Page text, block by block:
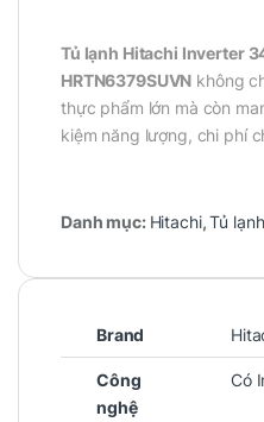
Tủ lạnh Hitachi Inverter
HRTN6379SUVN không
thực phẩm lớn mà còn
kiệm năng lượng, chi phí
Danh mục: Hitachi,Tủ lạnh
Brand
Công
nghệ
Có